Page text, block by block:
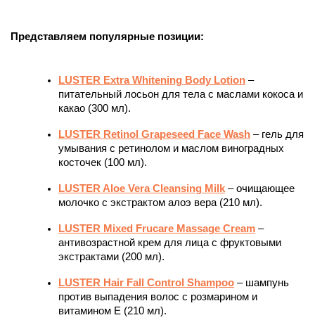
Представляем популярные позиции:
LUSTER Extra Whitening Body Lotion –
питательный лосьон для тела с маслами кокоса и
какао (300 мл).
LUSTER Retinol Grapeseed Face Wash – гель для
умывания с ретинолом и маслом виноградных
косточек (100 мл).
LUSTER Aloe Vera Cleansing Milk – очищающее
молочко с экстрактом алоэ вера (210 мл).
LUSTER Mixed Frucare Massage Cream –
антивозрастной крем для лица с фруктовыми
экстрактами (200 мл).
LUSTER Hair Fall Control Shampoo – шампунь
против выпадения волос с розмарином и
витамином Е (210 мл).